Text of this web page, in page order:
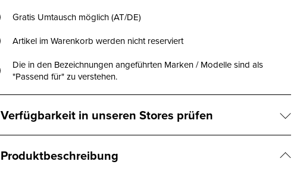
Gratis Umtausch möglich (AT/DE)
Artikel im Warenkorb werden nicht reserviert
Die in den Bezeichnungen angeführten Marken / Modelle sind als
"Passend für" zu verstehen.
Verfügbarkeit in unseren Stores prüfen
Produktbeschreibung